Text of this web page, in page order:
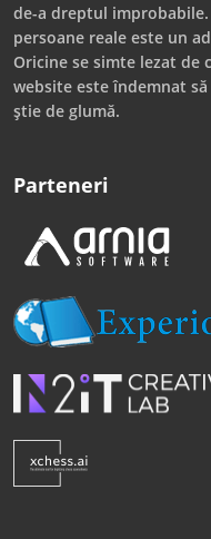
de-a dreptul
persoane reale este un
Oricine se simte lezat
website este îndemnat
știe de glumă.
Parteneri